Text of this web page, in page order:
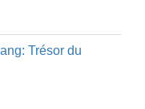
Trésor du